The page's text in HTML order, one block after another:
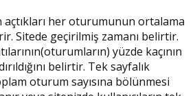
her oturumunun ortalama
Sitede geçirilmiş zamanı belirtir.
yüzde kaçının
belirtir. Tek sayfalık
oturum sayısına bölünmesi